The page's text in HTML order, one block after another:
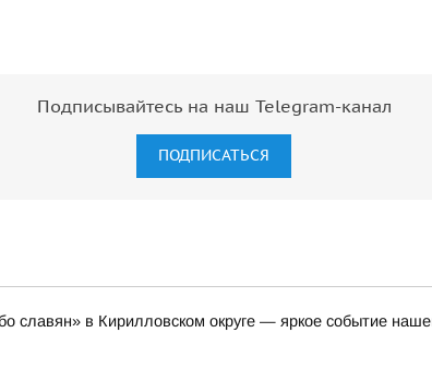
Подписывайтесь на наш Telegram-канал
ПОДПИСАТЬСЯ
славян» в Кирилловском округе — яркое событие